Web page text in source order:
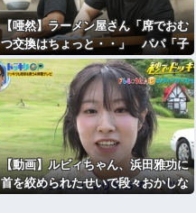
【唖然】ラーメン屋さん「席でおむ
つ交換はちょっと・・」 パパ「子
どもとか育てたことないから分かん
ないんだろうねｗ」⇒！！！
【動画】ルビィちゃん、浜田雅功に
首を絞められたせいで段々おかしな